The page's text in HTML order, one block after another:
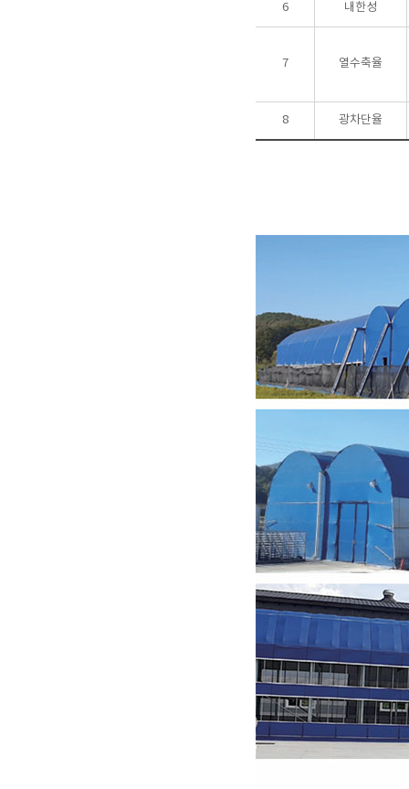
6 내한성
7 열수축율
8 광차단율